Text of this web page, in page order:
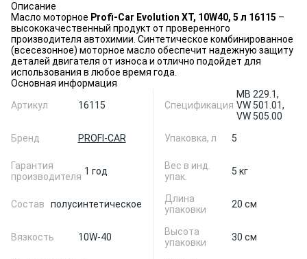
Описание
Масло моторное Profi-Car Evolution XT, 10W40, 5 л 16115 –
высококачественный продукт от проверенного
производителя автохимии. Синтетическое комбинированное
(всесезонное) моторное масло обеспечит надежную защиту
деталей двигателя от износа и отлично подойдет для
использования в любое время года.
Основная информация
Артикул
16115
Бренд PROFI-CAR
Гарантия
производителя 1 год
Состав полусинтетическое
Вязкость 10W-40
Спецификация
MB 229.1,
VW 501.01,
VW 505.00
Упаковка, л
5
Вес в инд.
упак.
5 кг
Длина
упаковки
20 см
Высота
упаковки
30 см